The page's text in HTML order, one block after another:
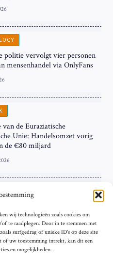
wij technologieën zoals cookies om
te raadplegen. Door in te stemmen met
surfgedrag of unieke ID's op deze site
of uw toestemming intrekt, kan dit een
en mogelijkheden.
politie vervolgt vier personen
mensenhandel via OnlyFans
van de Euraziatische
Unie: Handelsomzet vorig
de €80 miljard
Inflatie bij de ‘Grote Vier’